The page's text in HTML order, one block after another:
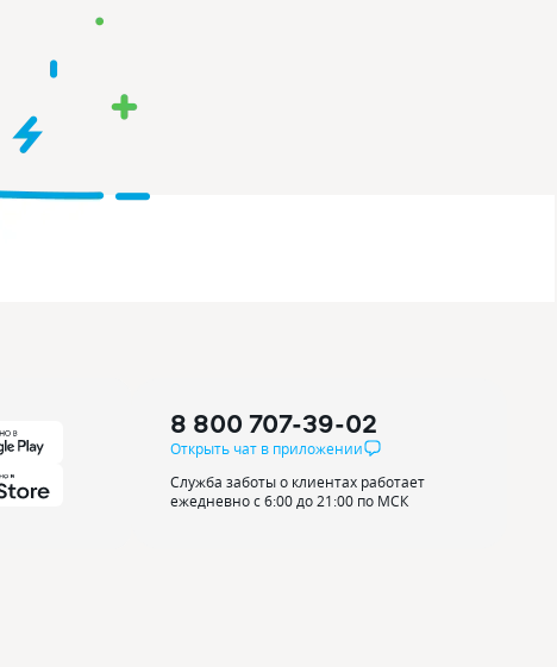
8 800 707-39-02
Открыть чат в приложении
Служба заботы о клиентах работает
ежедневно с 6:00 до 21:00 по МСК